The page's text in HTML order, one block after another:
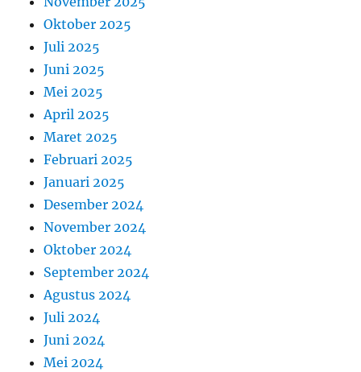
Oktober 2025
Juli 2025
Juni 2025
Mei 2025
April 2025
Maret 2025
Februari 2025
Januari 2025
Desember 2024
November 2024
Oktober 2024
September 2024
Agustus 2024
Juli 2024
Juni 2024
Mei 2024